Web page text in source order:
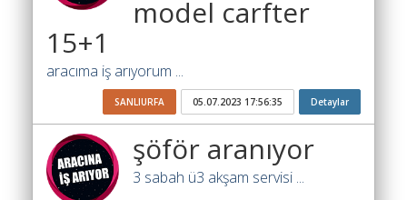
model carfter
15+1
aracıma iş arıyorum ...
SANLIURFA 05.07.2023 17:56:35 Detaylar
şöför aranıyor
3 sabah ü3 akşam servisi ...